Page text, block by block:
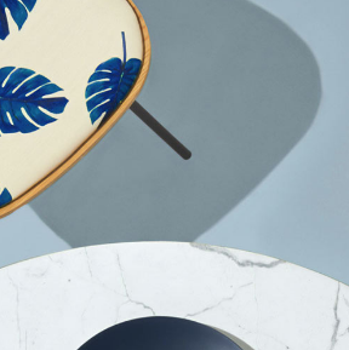
Magazine Grid
Arts & Book Magazine
Horizontal Slider Posts
Landing